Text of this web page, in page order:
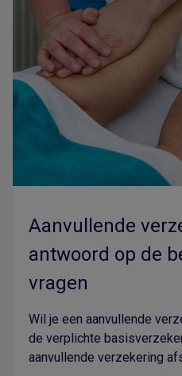
Aanvullende
antwoord op de
vragen
Wil je een aanvullende
de verplichte
aanvullende verzekering